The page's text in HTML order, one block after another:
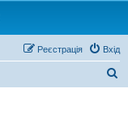
Вхід
Реєстрація